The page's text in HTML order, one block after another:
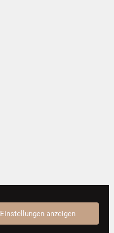
Einstellungen anzeigen